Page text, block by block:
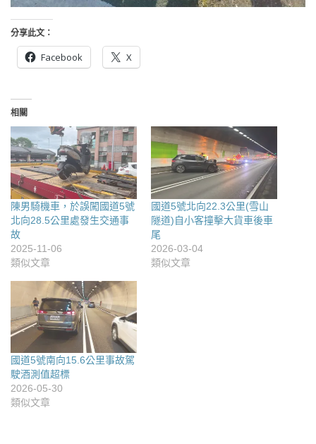
分享此文：
Facebook X
相關
陳男騎機車，於誤闖國道5號
北向28.5公里處發生交通事
故
2025-11-06
類似文章
國道5號北向22.3公里(雪山
隧道)自小客撞擊大貨車後車
尾
2026-03-04
類似文章
國道5號南向15.6公里事故駕
駛酒測值超標
2026-05-30
類似文章